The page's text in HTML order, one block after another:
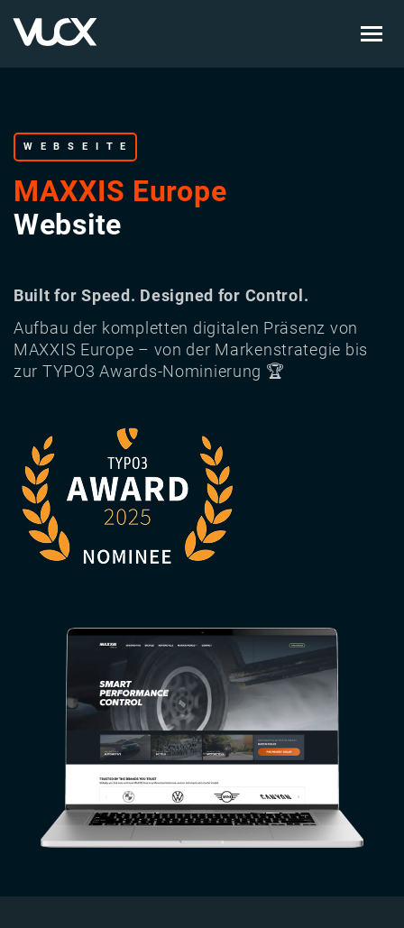
WEBSEITE
MAXXIS Europe
Website
Built for Speed. Designed for Control.
Aufbau der kompletten digitalen Präsenz von
MAXXIS Europe – von der Markenstrategie bis
zur TYPO3 Awards-Nominierung 🏆
Image